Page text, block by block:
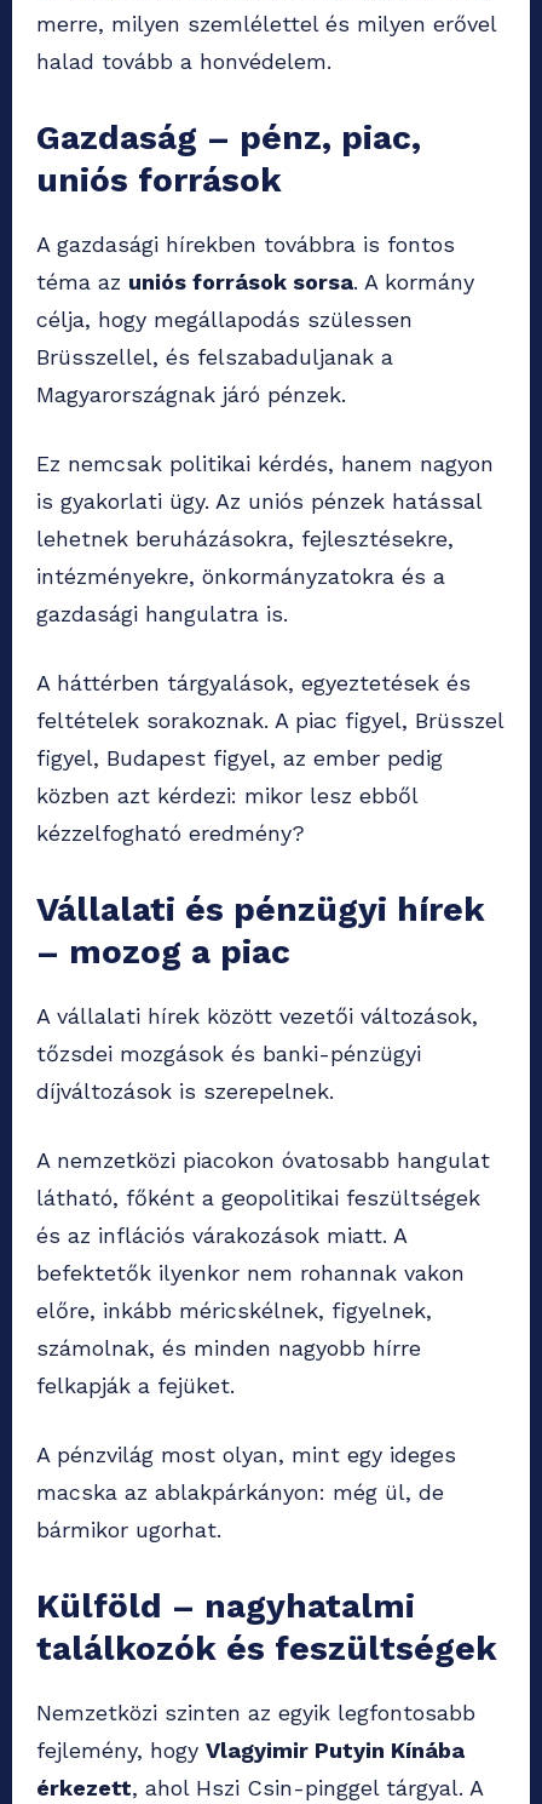
merre, milyen szemlélettel és milyen erővel
halad tovább a honvédelem.
Gazdaság – pénz, piac,
uniós források
A gazdasági hírekben továbbra is fontos
téma az uniós források sorsa. A kormány
célja, hogy megállapodás szülessen
Brüsszellel, és felszabaduljanak a
Magyarországnak járó pénzek.
Ez nemcsak politikai kérdés, hanem nagyon
is gyakorlati ügy. Az uniós pénzek hatással
lehetnek beruházásokra, fejlesztésekre,
intézményekre, önkormányzatokra és a
gazdasági hangulatra is.
A háttérben tárgyalások, egyeztetések és
feltételek sorakoznak. A piac figyel, Brüsszel
figyel, Budapest figyel, az ember pedig
közben azt kérdezi: mikor lesz ebből
kézzelfogható eredmény?
Vállalati és pénzügyi hírek
– mozog a piac
A vállalati hírek között vezetői változások,
tőzsdei mozgások és banki-pénzügyi
díjváltozások is szerepelnek.
A nemzetközi piacokon óvatosabb hangulat
látható, főként a geopolitikai feszültségek
és az inflációs várakozások miatt. A
befektetők ilyenkor nem rohannak vakon
előre, inkább méricskélnek, figyelnek,
számolnak, és minden nagyobb hírre
felkapják a fejüket.
A pénzvilág most olyan, mint egy ideges
macska az ablakpárkányon: még ül, de
bármikor ugorhat.
Külföld – nagyhatalmi
találkozók és feszültségek
Nemzetközi szinten az egyik legfontosabb
fejlemény, hogy Vlagyimir Putyin Kínába
érkezett, ahol Hszi Csin-pinggel tárgyal. A